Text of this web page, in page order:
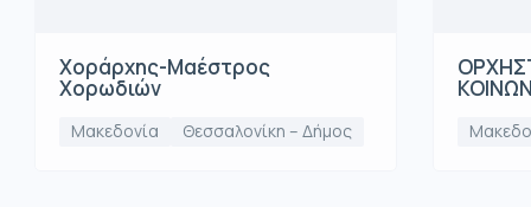
Χοράρχης-Μαέστρος
Χορωδιών
Μακεδονία Θεσσαλονίκη – Δήμος